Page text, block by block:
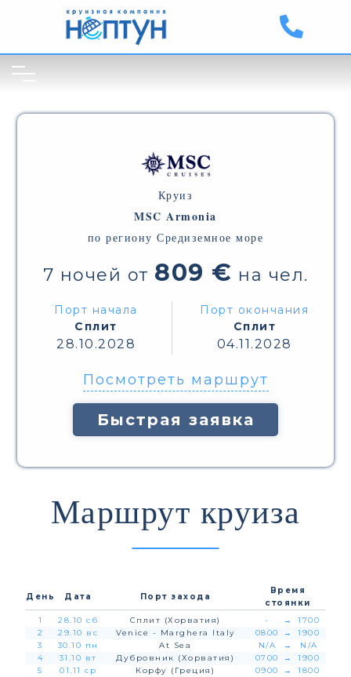
Круиз
MSC Armonia
по региону Средиземное море
7 ночей от 809 € на чел.
Порт начала
Сплит
28.10.2028
Порт окончания
Сплит
04.11.2028
Посмотреть маршрут
Быстрая заявка
Маршрут круиза
День Дата Порт захода
Время
стоянки
1
28.10 сб Сплит (Хорватия) - →
1700
2
29.10 вс Venice - Marghera Italy 0800 →
1900
3
30.10 пн At Sea N/A →
N/A
4
31.10 вт Дубровник (Хорватия) 0700 →
1900
5
01.11 ср Корфу (Греция) 0900 →
1800